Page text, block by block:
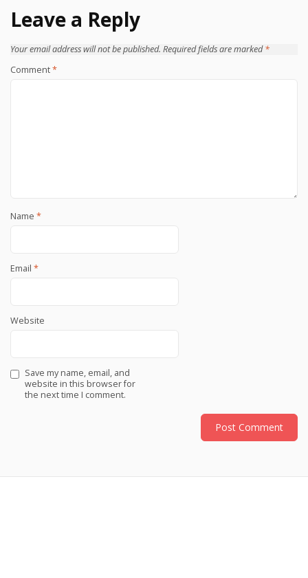
Leave a Reply
Your email address will not be published. Required fields are marked*
Comment*
Name *
Email *
Website
Save my name, email, and
website in this browser for
the next time I comment.